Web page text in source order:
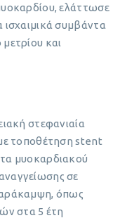
ελάττωσε
ισχαιμικά συμβάντα
και
στεφανιαία
τοποθέτηση stent
μυοκαρδιακού
σε
όπως
στα 5 έτη